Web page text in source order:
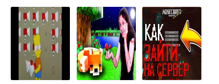
НОВЫЕ СЕРИИ